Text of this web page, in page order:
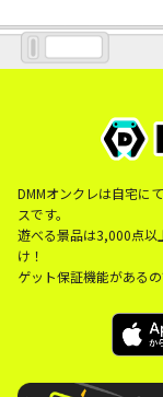
DMMオンクレは自宅に
スです。
遊べる景品は3,000点以
け！
ゲット保証機能がある